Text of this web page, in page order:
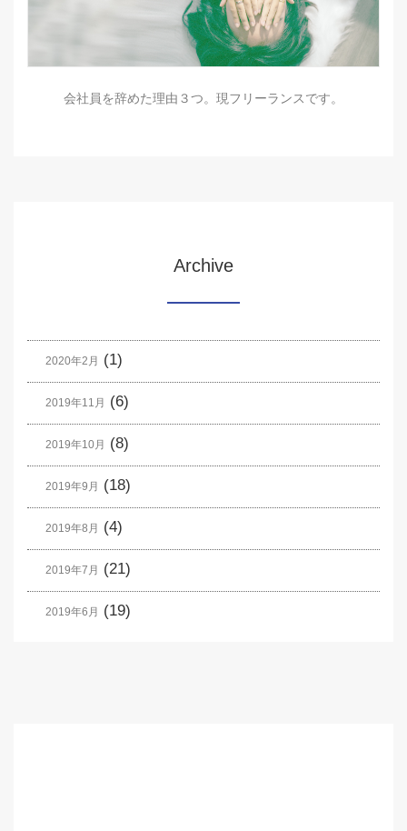
会社員を辞めた理由３つ。現フリーランスです。
Archive
2020年2月 (1)
2019年11月 (6)
2019年10月 (8)
2019年9月 (18)
2019年8月 (4)
2019年7月 (21)
2019年6月 (19)